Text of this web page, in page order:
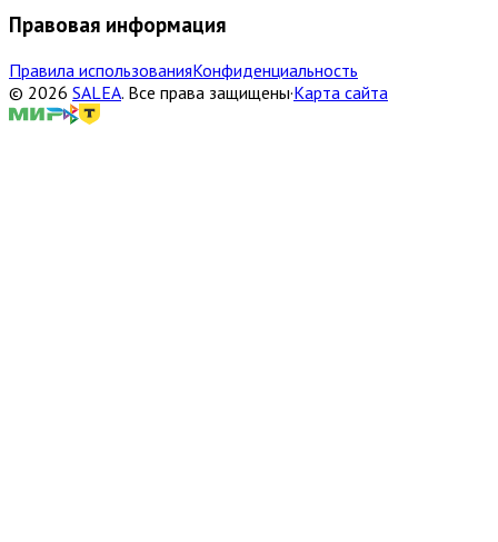
Правовая информация
Правила использованияКонфиденциальность
© 2026 SALEA. Все права защищены·Карта сайта